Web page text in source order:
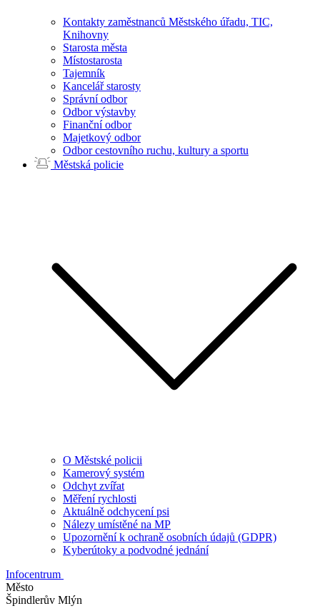
Kontakty zaměstnanců Městského úřadu, TIC,
Knihovny
Starosta města
Místostarosta
Tajemník
Kancelář starosty
Správní odbor
Odbor výstavby
Finanční odbor
Majetkový odbor
Odbor cestovního ruchu, kultury a sportu
Městská policie
O Městské policii
Kamerový systém
Odchyt zvířat
Měření rychlosti
Aktuálně odchycení psi
Nálezy umístěné na MP
Upozornění k ochraně osobních údajů (GDPR)
Kyberútoky a podvodné jednání
Infocentrum
Město
Špindlerův Mlýn